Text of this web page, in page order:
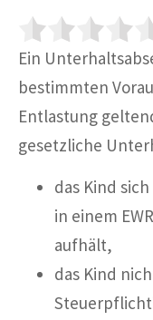
Ein
bestimmten
Entlastung
gesetzliche
das Kind
in einem
aufhält,
das Kind